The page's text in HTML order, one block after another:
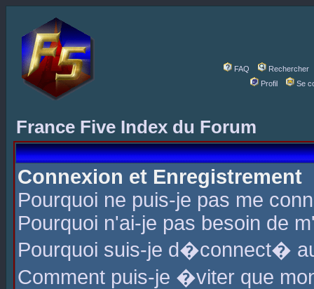
FAQ
Rechercher
Profil
Se
France Five Index du Forum
Connexion et Enregistrement
Pourquoi ne puis-je pas me
Pourquoi n'ai-je pas besoin de
Pourquoi suis-je d�connect�
Comment puis-je �viter que